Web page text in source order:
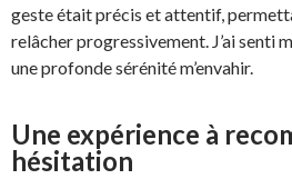
geste était précis et attentif,
relâcher progressivement. J’ai senti
une profonde sérénité m’envahir.
Une expérience à
hésitation